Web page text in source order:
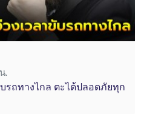
.
รถทางไกล ตะได้ปลอดภัยทุก